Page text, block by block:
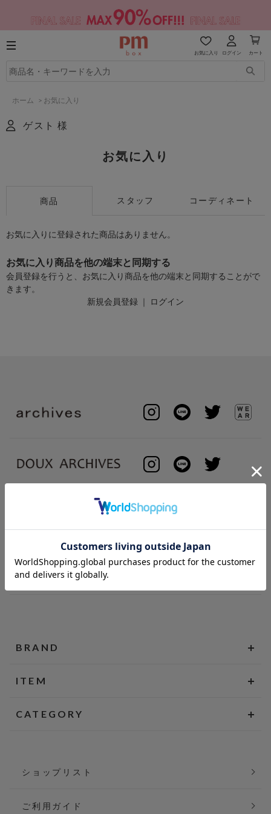
お気に入り ログイン カート
ホーム > お気に入り
ゲスト 様
お気に入り
商品 スタッフ コーディネート
お気に入りに登録された商品はありません。
お気に入り商品を他の端末と同期する
会員登録を行うと、お気に入り商品を他の端末と同期することがで
きます。
新規会員登録 ｜ ログイン
BRAND
ITEM
CATEGORY
ショップリスト
ご利用ガイド